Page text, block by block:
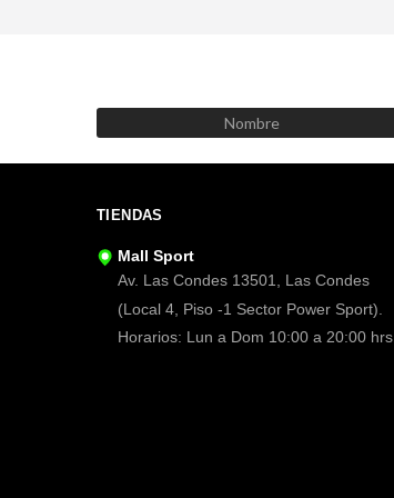
TIENDAS
Mall Sport
Av. Las Condes 13501, Las Condes
(Local 4, Piso -1 Sector Power Sport).
Horarios: Lun a Dom 10:00 a 20:00 hrs.